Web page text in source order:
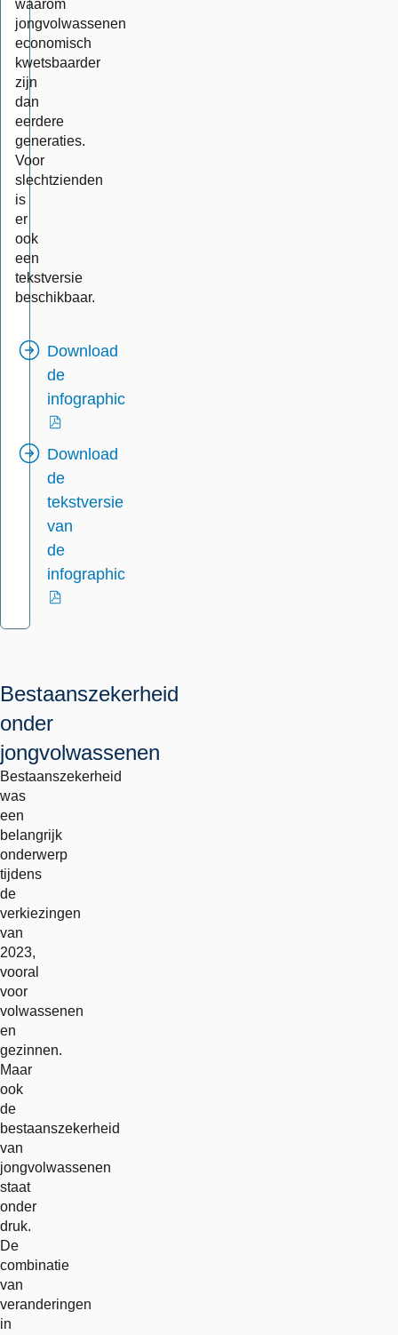
waarom
jongvolwassenen
economisch
kwetsbaarder
zijn
dan
eerdere
generaties.
Voor
slechtzienden
is
er
ook
een
tekstversie
beschikbaar.
Download
de
infographic
externe
link
Download
de
tekstversie
van
de
infographic
Bestaanszekerheid
onder
jongvolwassenen
Bestaanszekerheid
was
een
belangrijk
onderwerp
tijdens
de
verkiezingen
van
2023,
vooral
voor
volwassenen
en
gezinnen.
Maar
ook
de
bestaanszekerheid
van
jongvolwassenen
staat
onder
druk.
De
combinatie
van
veranderingen
in